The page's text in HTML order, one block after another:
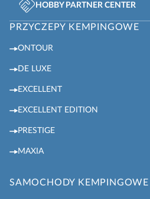
HOBBY PARTNER CENTER
PRZYCZEPY KEMPINGOWE
ONTOUR
DE LUXE
EXCELLENT
EXCELLENT EDITION
PRESTIGE
MAXIA
SAMOCHODY KEMPINGOWE